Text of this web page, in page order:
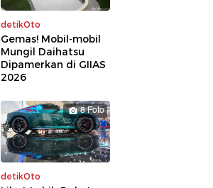
detikOto
Gemas! Mobil-mobil
Mungil Daihatsu
Dipamerkan di GIIAS
2026
8 Foto
detikOto